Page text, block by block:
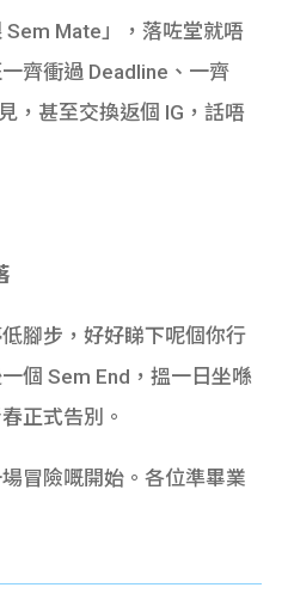
Mate」，落咗堂就唔
齊衝過 Deadline、一齊
，甚至交換返個 IG，話唔
腳步，好好睇下呢個你行
個 Sem End，搵一日坐喺
正式告別。
冒險嘅開始。各位準畢業